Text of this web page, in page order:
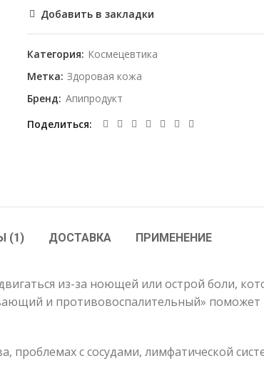
Добавить в закладки
Категория: Космецевтика
Метка: Здоровая кожа
Бренд: Апипродукт
Поделиться
(1) ДОСТАВКА ПРИМЕНЕНИЕ
из-за ноющей или острой боли,
и противовоспалительный» поможет
с сосудами, лимфатической